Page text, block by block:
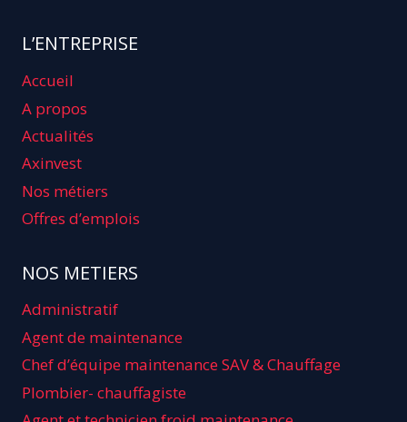
L’ENTREPRISE
Accueil
A propos
Actualités
Axinvest
Nos métiers
Offres d’emplois
NOS METIERS
Administratif
Agent de maintenance
Chef d’équipe maintenance SAV & Chauffage
Plombier- chauffagiste